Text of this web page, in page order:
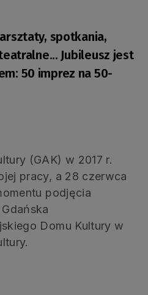
spotkania,
Jubileusz jest
50 imprez na 50-
(GAK) w 2017 r.
pracy, a 28 czerwca
podjęcia
Domu Kultury w